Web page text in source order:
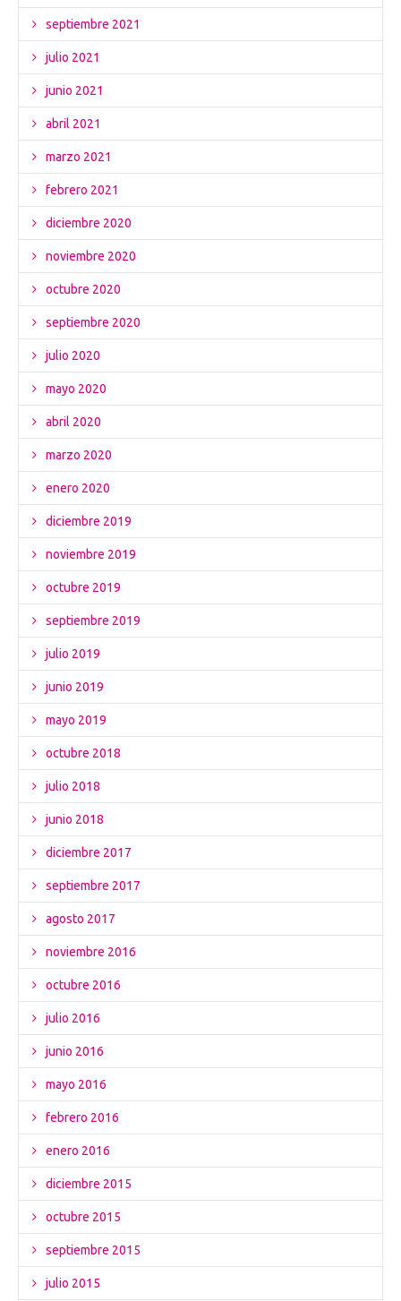
septiembre 2021
julio 2021
junio 2021
abril 2021
marzo 2021
febrero 2021
diciembre 2020
noviembre 2020
octubre 2020
septiembre 2020
julio 2020
mayo 2020
abril 2020
marzo 2020
enero 2020
diciembre 2019
noviembre 2019
octubre 2019
septiembre 2019
julio 2019
junio 2019
mayo 2019
octubre 2018
julio 2018
junio 2018
diciembre 2017
septiembre 2017
agosto 2017
noviembre 2016
octubre 2016
julio 2016
junio 2016
mayo 2016
febrero 2016
enero 2016
diciembre 2015
octubre 2015
septiembre 2015
julio 2015